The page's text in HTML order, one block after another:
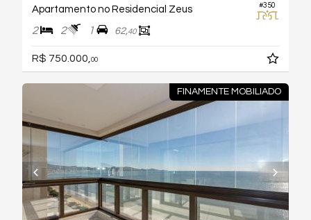
#350
Apartamento no Residencial Zeus
2 2 1 62,40
R$ 750.000,00
FINAMENTE MOBILIADO